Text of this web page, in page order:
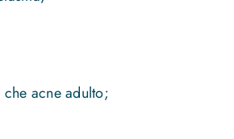
acne adulto;